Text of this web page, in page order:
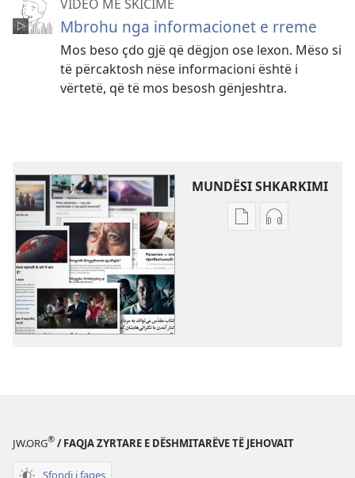
VIDEO ME SKICIME
Mbrohu nga informacionet e rreme
Mos beso çdo gjë që dëgjon ose lexon. Mëso si
të përcaktosh nëse informacioni është i
vërtetë, që të mos besosh gënjeshtra.
MUNDËSI SHKARKIMI
MundësitëMundësitë
JW.ORG® / FAQJA ZYRTARE E DËSHMITARËVE TË JEHOVAIT
Sfondi i faqes